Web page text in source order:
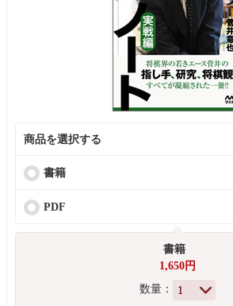
商品を選択する
書籍
PDF
書籍
1,650円
数量：